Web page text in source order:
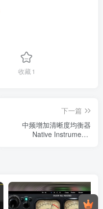
收藏1
下一篇
中频增加清晰度均衡器
Native Instruments